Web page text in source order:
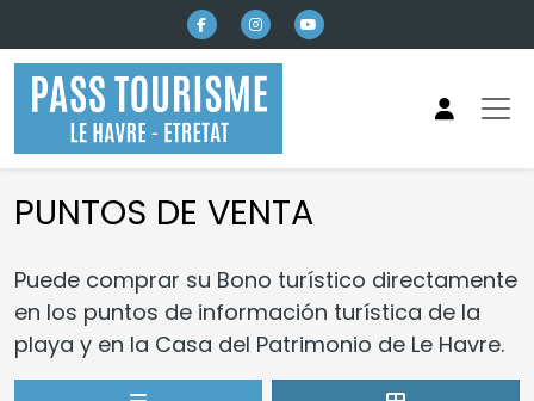
Ir al contenido principal
PUNTOS DE VENTA
Puede comprar su Bono turístico directamente
en los puntos de información turística de la
playa y en la Casa del Patrimonio de Le Havre.